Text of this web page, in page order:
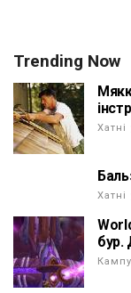
Trending Now
Хатні
Хатні
бур.